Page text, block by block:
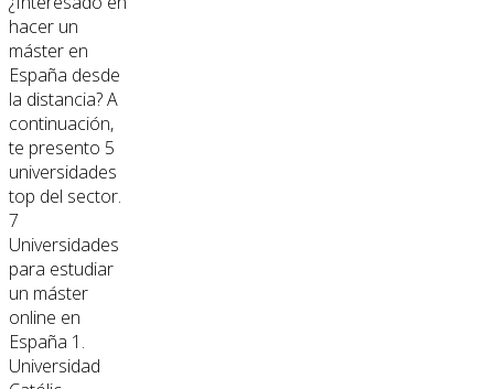
hacer un
máster en
España desde
la distancia? A
continuación,
te presento 5
universidades
top del sector.
7
Universidades
para estudiar
un máster
online en
España 1.
Universidad